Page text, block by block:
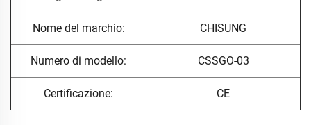
Nome del marchio: CHISUNG
Numero di modello: CSSGO-03
Certificazione: CE